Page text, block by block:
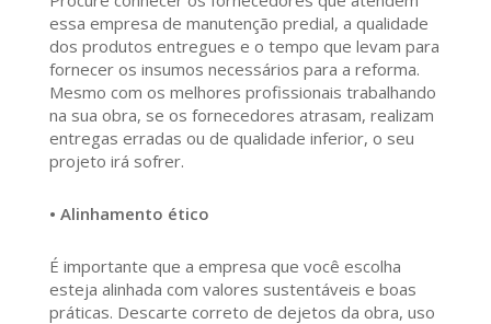
essa empresa de manutenção predial, a qualidade
dos produtos entregues e o tempo que levam para
fornecer os insumos necessários para a reforma.
Mesmo com os melhores profissionais trabalhando
na sua obra, se os fornecedores atrasam, realizam
entregas erradas ou de qualidade inferior, o seu
projeto irá sofrer.
• Alinhamento ético
É importante que a empresa que você escolha
esteja alinhada com valores sustentáveis e boas
práticas. Descarte correto de dejetos da obra, uso